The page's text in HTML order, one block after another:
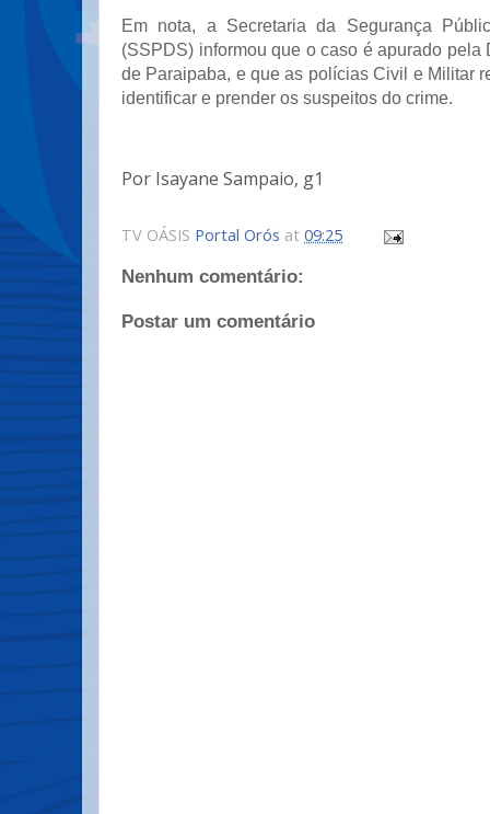
Em nota, a Secretaria da Segurança
(SSPDS) informou que o caso é apurado pela
de Paraipaba, e que as polícias Civil e Militar
identificar e prender os suspeitos do crime.
Por Isayane Sampaio, g1
TV OÁSIS Portal Orós at 09:25
Nenhum comentário:
Postar um comentário